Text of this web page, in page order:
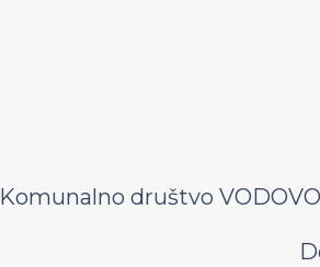
Komunalno društvo